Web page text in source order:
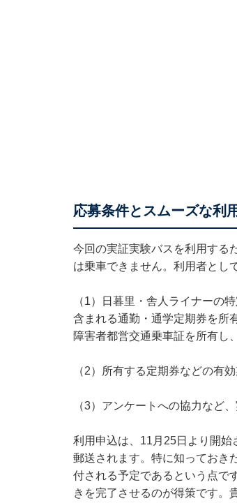
応募条件とスムーズな利
今回の実証実験バスを利用する
は乗車できません。利用者とし
（1）日暮里・舎人ライナーの
含まれる通勤・通学定期券を所
障害者都営交通乗車証を所有し
（2）所有する定期券などの有
（3）アンケートへの協力など
利用申込は、11月25日より開
郵送されます。特に知っておき
付される予定であるという点で
きを完了させるのが得策です。